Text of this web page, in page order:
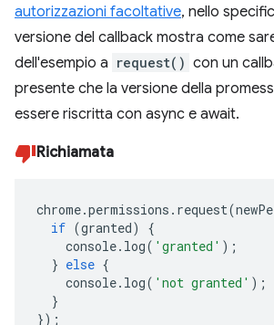
autorizzazioni facoltative, nello
versione del callback mostra come
dell'esempio a request() con un
presente che la versione della
essere riscritta con async e await.
Richiamata
chrome.permissions . request(
if (granted)
{
console. log( 'granted' );
} else {
console. log( 'not granted' );
}
});